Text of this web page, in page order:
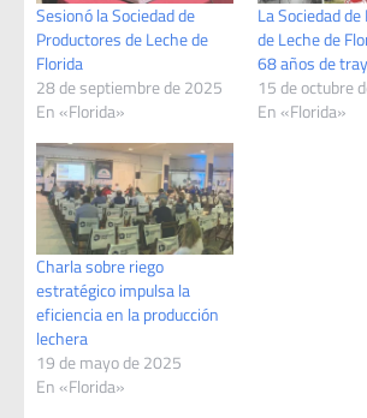
Sesionó la Sociedad de
Productores de Leche de
Florida
28 de septiembre de 2025
En «Florida»
La Sociedad
de Leche de
68 años de
15 de octubre
En «Florida»
Charla sobre riego
estratégico impulsa la
eficiencia en la producción
lechera
19 de mayo de 2025
En «Florida»